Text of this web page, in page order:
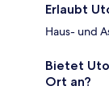
Erlaubt
Haus- und
Bietet
Ort an?